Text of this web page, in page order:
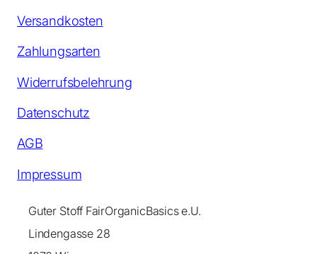
Versandkosten
Zahlungsarten
Widerrufsbelehrung
Datenschutz
AGB
Impressum
Guter Stoff FairOrganicBasics e.U.
Lindengasse 28